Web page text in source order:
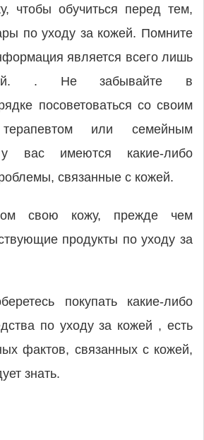
чтобы обучиться перед тем,
по уходу за кожей. Помните
является всего лишь
. Не забывайте в
посоветоваться со своим
терапевтом или семейным
вас имеются какие-либо
связанные с кожей.
свою кожу, прежде чем
продукты по уходу за
покупать какие-либо
по уходу за кожей , есть
фактов, связанных с кожей,
знать.